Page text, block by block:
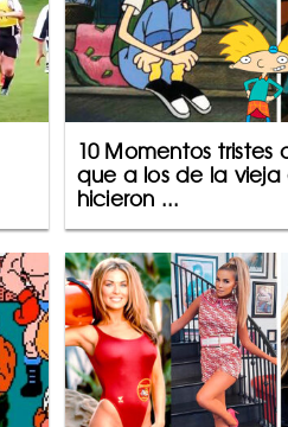
10 Momentos tristes
que a los de la vieja
hicieron ...